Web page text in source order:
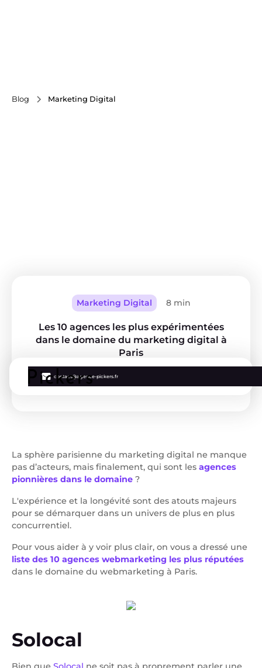
contact@agence-pickers.fr
Blog Marketing Digital
Marketing Digital 8 min
Les 10 agences les plus expérimentées
dans le domaine du marketing digital à
Paris
La sphère parisienne du marketing digital ne manque
pas d’acteurs, mais finalement, qui sont les agences
pionnières dans le domaine ?
L'expérience et la longévité sont des atouts majeurs
pour se démarquer dans un univers de plus en plus
concurrentiel.
Pour vous aider à y voir plus clair, on vous a dressé une
liste des 10 agences webmarketing les plus réputées
dans le domaine du webmarketing à Paris.
Solocal